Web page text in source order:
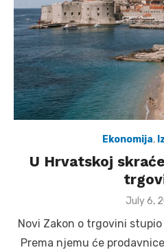
Ekonomija,
U Hrvatskoj
Posted
July 6,
Novi Zakon o trgovini
Prema njemu će